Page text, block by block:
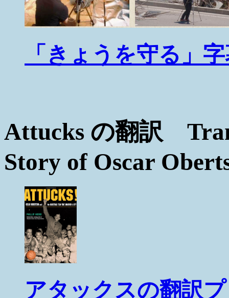
「きょうを守る」
Attucks の翻訳
Story of Oscar
アタックスの翻訳